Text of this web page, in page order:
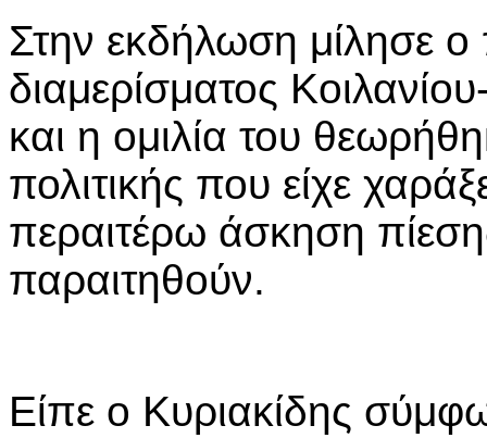
Στην εκδήλωση μίλησε ο
διαμερίσματος
και η ομιλία του
πολιτικής που είχε
περαιτέρω άσκηση
παραιτηθούν.
Είπε ο Κυριακίδης